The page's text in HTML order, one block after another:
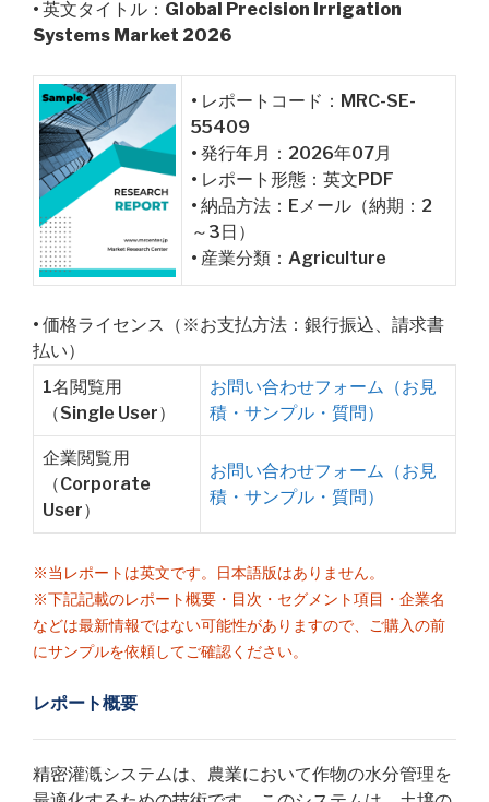
• 英文タイトル： Global Precision Irrigation
Systems Market 2026
• レポートコード：MRC-SE-
55409
• 発行年月：2026年07月
• レポート形態：英文PDF
• 納品方法：Eメール（納期：2
～3日）
• 産業分類：Agriculture
• 価格ライセンス（※お支払方法：銀行振込、請求書
払い）
1名閲覧用
（Single User）
お問い合わせフォーム（お見
積・サンプル・質問）
企業閲覧用
（Corporate
User）
お問い合わせフォーム（お見
積・サンプル・質問）
※当レポートは英文です。日本語版はありません。
※下記記載のレポート概要・目次・セグメント項目・企業名
などは最新情報ではない可能性がありますので、ご購入の前
にサンプルを依頼してご確認ください。
レポート概要
精密灌漑システムは、農業において作物の水分管理を